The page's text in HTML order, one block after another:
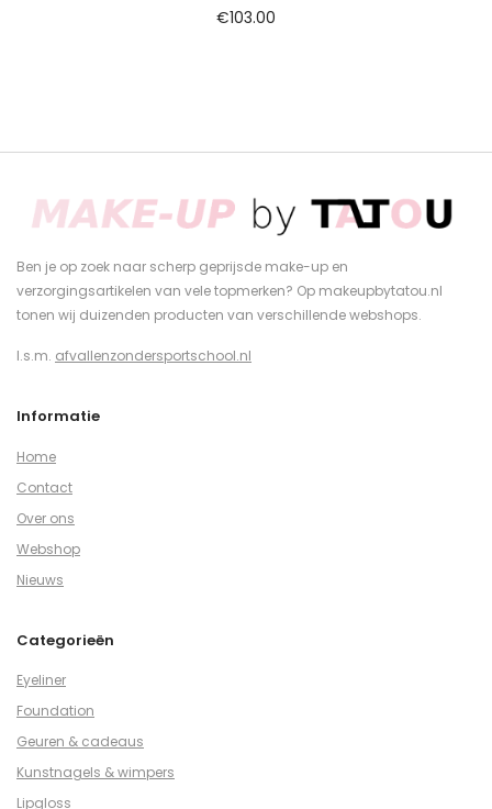
€103.00
Ben je op zoek naar scherp geprijsde make-up en
verzorgingsartikelen van vele topmerken? Op makeupbytatou.nl
tonen wij duizenden producten van verschillende webshops.
I.s.m. afvallenzondersportschool.nl
Informatie
Home
Contact
Over ons
Webshop
Nieuws
Categorieën
Eyeliner
Foundation
Geuren & cadeaus
Kunstnagels & wimpers
Lipgloss